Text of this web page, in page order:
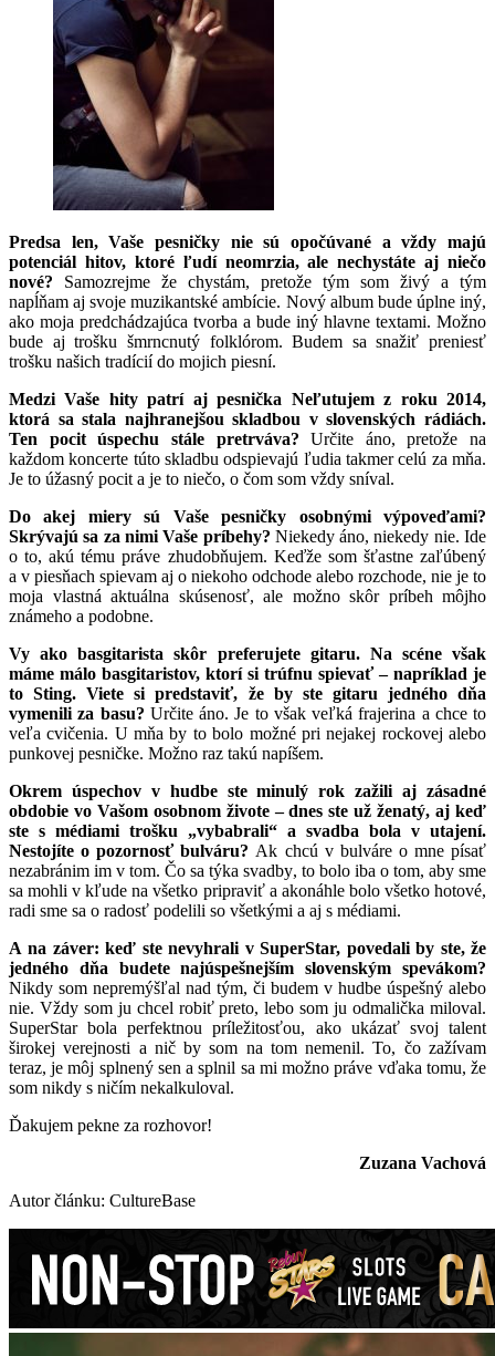
Predsa len, Vaše pesničky nie sú opočúvané a vždy majú
potenciál hitov, ktoré ľudí neomrzia, ale nechystáte aj niečo
nové? Samozrejme že chystám, pretože tým som živý a tým
napĺňam aj svoje muzikantské ambície. Nový album bude úplne iný,
ako moja predchádzajúca tvorba a bude iný hlavne textami. Možno
bude aj trošku šmrncnutý folklórom. Budem sa snažiť preniesť
trošku našich tradícií do mojich piesní.
Medzi Vaše hity patrí aj pesnička Neľutujem z roku 2014,
ktorá sa stala najhranejšou skladbou v slovenských rádiách.
Ten pocit úspechu stále pretrváva?Určite áno, pretože na
každom koncerte túto skladbu odspievajú ľudia takmer celú za mňa.
Je to úžasný pocit a je to niečo, o čom som vždy sníval.
Do akej miery sú Vaše pesničky osobnými výpoveďami?
Skrývajú sa za nimi Vaše príbehy? Niekedy áno, niekedy nie. Ide
o to, akú tému práve zhudobňujem. Keďže som šťastne zaľúbený
a v piesňach spievam aj o niekoho odchode alebo rozchode, nie je to
moja vlastná aktuálna skúsenosť, ale možno skôr príbeh môjho
známeho a podobne.
Vy ako basgitarista skôr preferujete gitaru. Na scéne však
máme málo basgitaristov, ktorí si trúfnu spievať – napríklad je
to Sting. Viete si predstaviť, že by ste gitaru jedného dňa
vymenili za basu? Určite áno. Je to však veľká frajerina a chce to
veľa cvičenia. U mňa by to bolo možné pri nejakej rockovej alebo
punkovej pesničke. Možno raz takú napíšem.
Okrem úspechov v hudbe ste minulý rok zažili aj zásadné
obdobie vo Vašom osobnom živote – dnes ste už ženatý, aj keď
ste s médiami trošku „vybabrali“ a svadba bola v utajení.
Nestojíte o pozornosť bulváru? Ak chcú v bulváre o mne písať
nezabránim im v tom. Čo sa týka svadby, to bolo iba o tom, aby sme
sa mohli v kľude na všetko pripraviť a akonáhle bolo všetko hotové,
radi sme sa o radosť podelili so všetkými a aj s médiami.
A na záver: keď ste nevyhrali v SuperStar, povedali by ste, že
jedného dňa budete najúspešnejším slovenským spevákom?
Nikdy som nepremýšľal nad tým, či budem v hudbe úspešný alebo
nie. Vždy som ju chcel robiť preto, lebo som ju odmalička miloval.
SuperStar bola perfektnou príležitosťou, ako ukázať svoj talent
širokej verejnosti a nič by som na tom nemenil. To, čo zažívam
teraz, je môj splnený sen a splnil sa mi možno práve vďaka tomu, že
som nikdy s ničím nekalkuloval.
Ďakujem pekne za rozhovor!
Zuzana Vachová
Autor článku: CultureBase